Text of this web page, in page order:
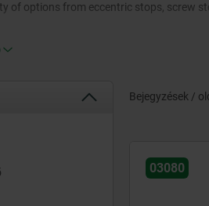
of options from eccentric stops, screw
Bejegyzések /
03080